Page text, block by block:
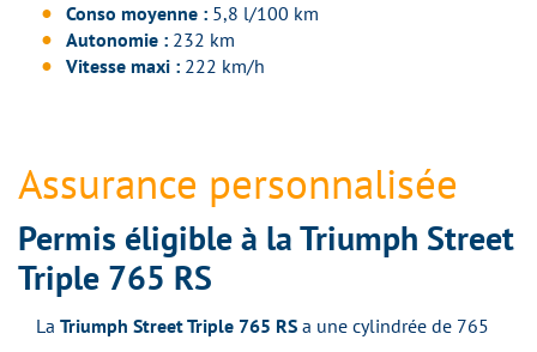
Conso moyenne : 5,8 l/100 km
Autonomie : 232 km
Vitesse maxi : 222 km/h
Assurance personnalisée
Permis éligible à la Triumph Street
Triple 765 RS
La Triumph Street Triple 765 RS a une cylindrée de 765